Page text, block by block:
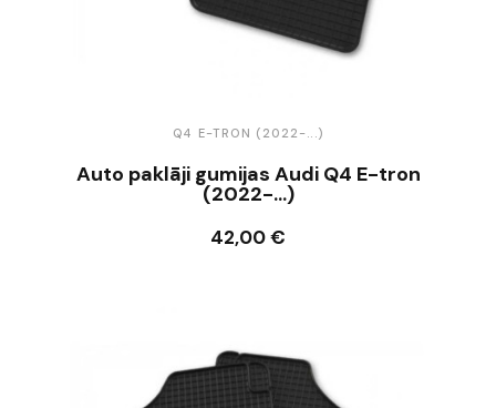
Q4 E-TRON (2022-...)
Auto paklāji gumijas Audi Q4 E-tron
(2022-...)
42,00 €
Ielikt grozā